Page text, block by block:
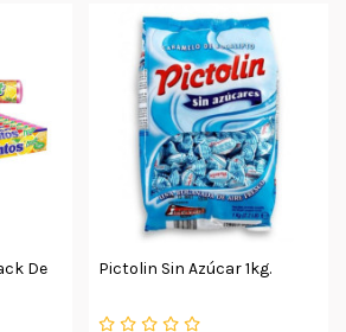
De
Pictolin Sin Azúcar 1kg.